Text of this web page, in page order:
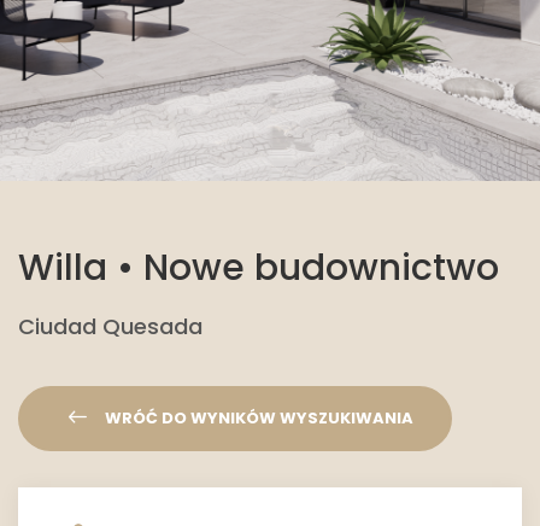
Willa • Nowe budownictwo
Ciudad Quesada
WRÓĆ DO WYNIKÓW WYSZUKIWANIA